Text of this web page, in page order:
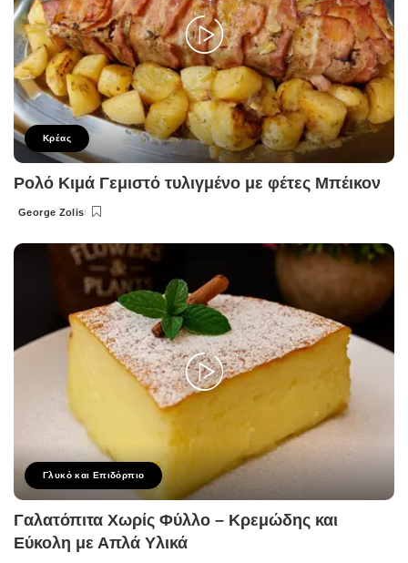
Κρέας
Ρολό Κιμά Γεμιστό τυλιγμένο με φέτες Μπέικον
Posted
George Zolis
Γλυκό και Επιδόρπιο
Γαλατόπιτα Χωρίς Φύλλο – Κρεμώδης και
Εύκολη με Απλά Υλικά